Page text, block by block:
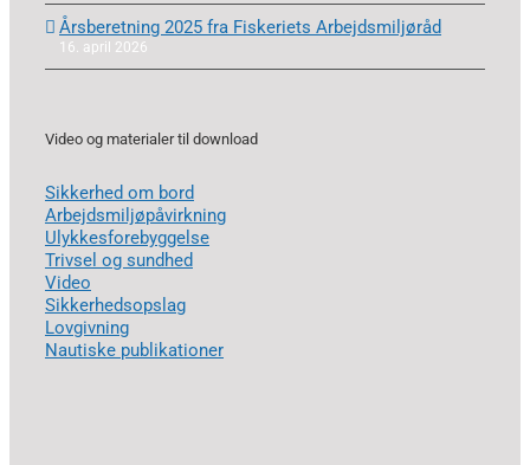
Årsberetning 2025 fra Fiskeriets Arbejdsmiljøråd
16. april 2026
Video og materialer til download
Sikkerhed om bord
Arbejdsmiljøpåvirkning
Ulykkesforebyggelse
Trivsel og sundhed
Video
Sikkerhedsopslag
Lovgivning
Nautiske publikationer